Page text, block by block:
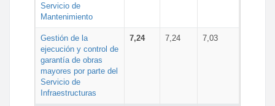
Servicio de
Mantenimiento
Gestión de la
ejecución y control de
garantía de obras
mayores por parte del
Servicio de
Infraestructuras
7,24 7,24 7,03